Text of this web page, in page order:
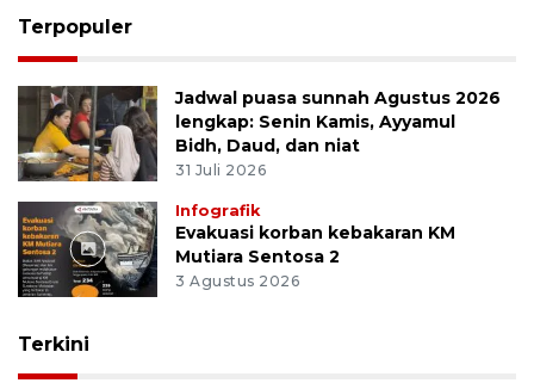
Terpopuler
Jadwal puasa sunnah Agustus 2026
lengkap: Senin Kamis, Ayyamul
Bidh, Daud, dan niat
31 Juli 2026
Infografik
Evakuasi korban kebakaran KM
Mutiara Sentosa 2
3 Agustus 2026
Terkini